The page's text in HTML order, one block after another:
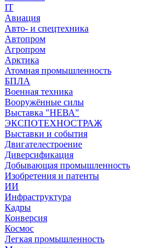
IT
Авиация
Авто- и спецтехника
Автопром
Агропром
Арктика
Атомная промышленность
БПЛА
Военная техника
Вооружённые силы
Выставка "НЕВА"
ЭКСПОТЕХНОСТРАЖ
Выставки и события
Двигателестроение
Диверсификация
Добывающая промышленность
Изобретения и патенты
ИИ
Инфраструктура
Кадры
Конверсия
Космос
Легкая промышленность